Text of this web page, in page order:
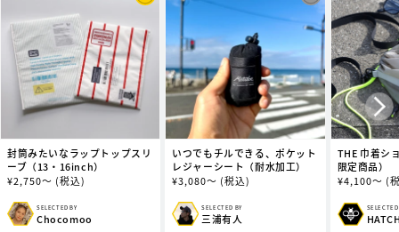
封筒みたいなラップトップスリ
ーブ（13・16inch）
通
価
格
¥2,750～ (税込)
SELECTED BY
販
Chocomoo
いつでもチルできる、ポケット
レジャーシート（耐水加工）
通
価
格
¥3,080～ (税込)
SELECTED BY
販
三浦有人
THE 巾着シ
限定商品）
通
価
格
¥4,100～ (
SELECTED
販